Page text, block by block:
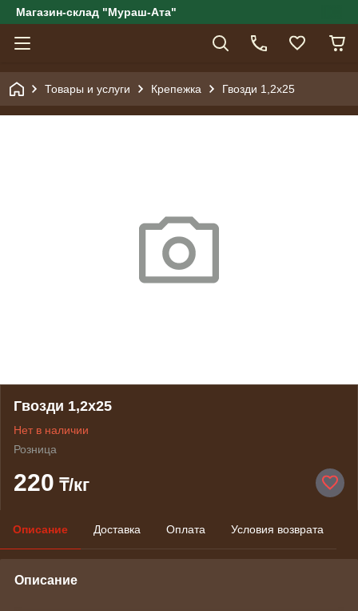
Магазин-склад "Мураш-Ата"
Товары и услуги Крепежка Гвозди 1,2х25
Гвозди 1,2х25
Нет в наличии
Розница
220 ₸/кг
Описание Доставка Оплата Условия возврата
Описание